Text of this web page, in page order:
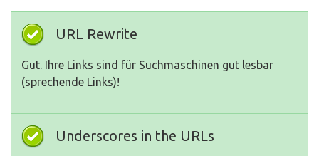
URL Rewrite
Gut. Ihre Links sind für Suchmaschinen gut lesbar
(sprechende Links)!
Underscores in the URLs